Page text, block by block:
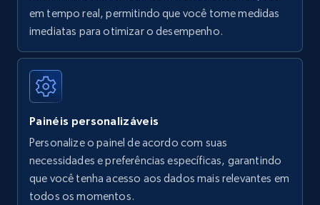
Amazon Reviews
URL, Product name, Product rating, Product
Author name, Asin, and more.
7.4K+ 870+
Walmart - products
em tempo real, permitindo que você tome medidas
imediatas para otimizar o desempenho.
Painéis personalizáveis
Personalize o painel de acordo com suas
necessidades e preferências específicas, garantindo
que você tenha acesso aos dados mais relevantes em
todos os momentos.